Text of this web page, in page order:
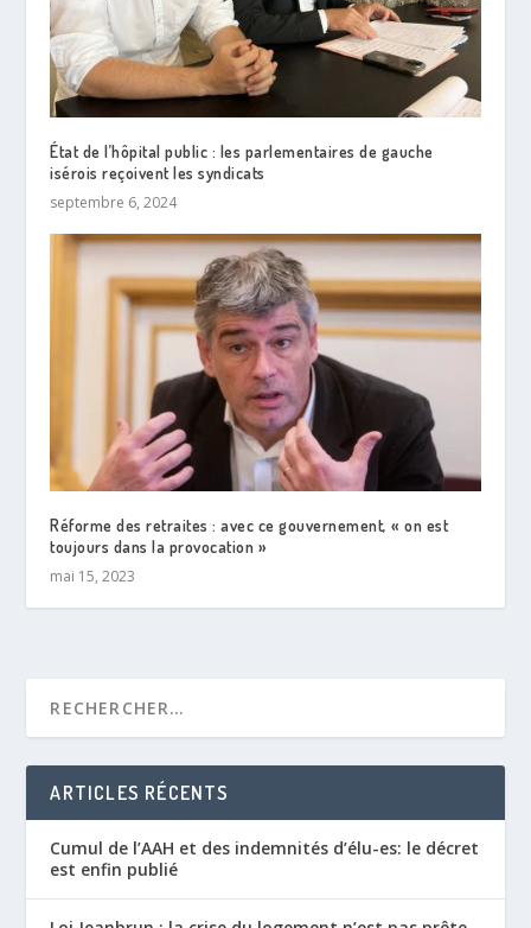
État de l’hôpital public : les parlementaires de gauche
isérois reçoivent les syndicats
septembre 6, 2024
Réforme des retraites : avec ce gouvernement, « on est
toujours dans la provocation »
mai 15, 2023
ARTICLES RÉCENTS
Cumul de l’AAH et des indemnités d’élu-es: le décret
est enfin publié